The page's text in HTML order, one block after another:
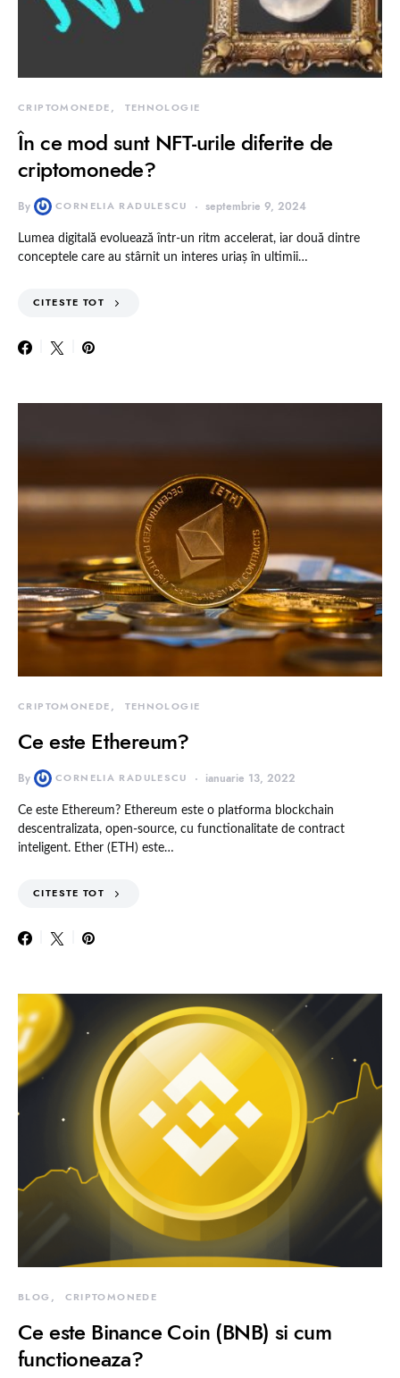
CRIPTOMONEDE TEHNOLOGIE
În ce mod sunt NFT-urile diferite de
criptomonede?
By CORNELIA RADULESCU septembrie 9, 2024
Lumea digitală evoluează într-un ritm accelerat, iar două dintre
conceptele care au stârnit un interes uriaș în ultimii…
CITESTE TOT
CRIPTOMONEDE TEHNOLOGIE
Ce este Ethereum?
By CORNELIA RADULESCU ianuarie 13, 2022
Ce este Ethereum? Ethereum este o platforma blockchain
descentralizata, open-source, cu functionalitate de contract
inteligent. Ether (ETH) este…
CITESTE TOT
BLOG CRIPTOMONEDE
Ce este Binance Coin (BNB) si cum
functioneaza?